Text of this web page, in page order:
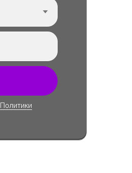
Политики